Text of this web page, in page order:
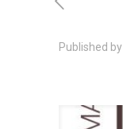
Published by